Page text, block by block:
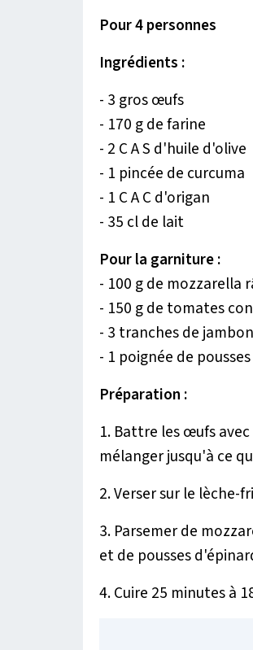
Pour 4 personnes
Ingrédients :
- 3 gros œufs
- 170 g de farine
- 2 C A S d'huile d'olive
- 1 pincée de curcuma
- 1 C A C d'origan
- 35 cl de lait
Pour la garniture :
- 100 g de mozzarella
- 150 g de tomates
- 3 tranches de
- 1 poignée de
Préparation :
1. Battre les œufs
mélanger jusqu'à ce
2. Verser sur le lèche-
3. Parsemer de
et de pousses
4. Cuire 25 minutes à